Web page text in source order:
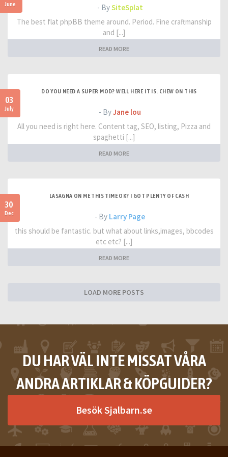
June - BySiteSplat
The best flat phpBB theme around. Period. Fine craftmanship
and [...]
READ MORE
03
July
DO YOU NEED A SUPER MOD? WELL HERE IT IS. CHEW ON THIS
- ByJane lou
All you need is right here. Content tag, SEO, listing, Pizza and
spaghetti [...]
READ MORE
30
Dec
LASAGNA ON ME THIS TIME OK? I GOT PLENTY OF CASH
- By Larry Page
this should be fantastic. but what about links,images, bbcodes
etc etc? [...]
READ MORE
LOAD MORE POSTS
DU HAR VÄL INTE MISSAT VÅRA
ANDRA ARTIKLAR & KÖPGUIDER?
Besök Sjalbarn.se